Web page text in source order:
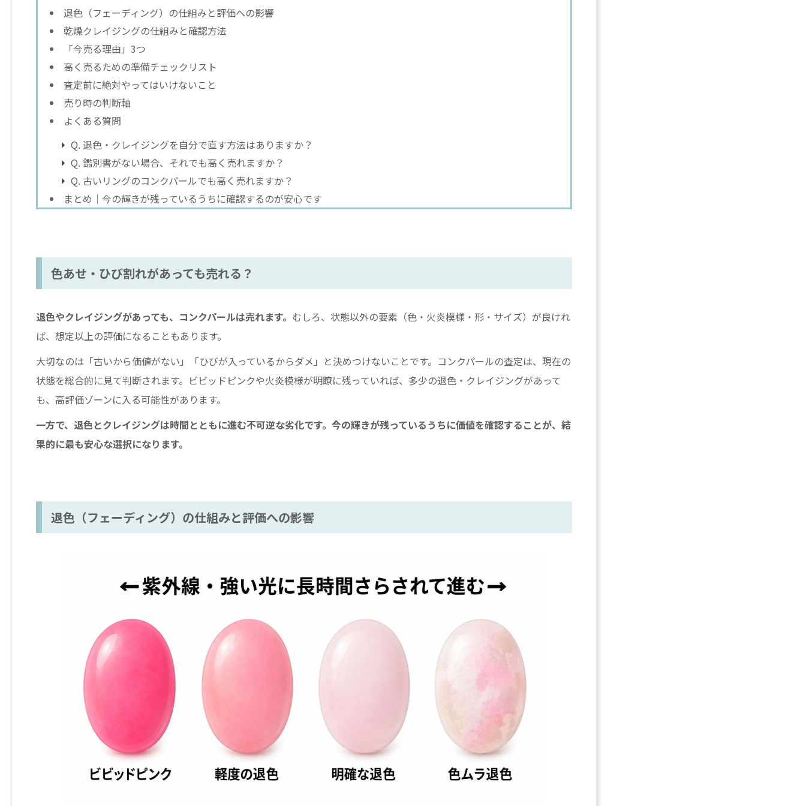
退色（フェーディング）の仕組みと評価への影響
乾燥クレイジングの仕組みと確認方法
「今売る理由」3つ
高く売るための準備チェックリスト
査定前に絶対やってはいけないこと
売り時の判断軸
よくある質問
Q. 退色・クレイジングを自分で直す方法はありますか？
Q. 鑑別書がない場合、それでも高く売れますか？
Q. 古いリングのコンクパールでも高く売れますか？
まとめ｜今の輝きが残っているうちに確認するのが安心です
色あせ・ひび割れがあっても売れる？
退色やクレイジングがあっても、コンクパールは売れます。 むしろ、状態以外の要素（色・火炎模様・形・サイズ）が良けれ
ば、想定以上の評価になることもあります。
大切なのは「古いから価値がない」「ひびが入っているからダメ」と決めつけないことです。コンクパールの査定は、現在の
状態を総合的に見て判断されます。ビビッドピンクや火炎模様が明瞭に残っていれば、多少の退色・クレイジングがあって
も、高評価ゾーンに入る可能性があります。
一方で、退色とクレイジングは時間とともに進む不可逆な劣化です。今の輝きが残っているうちに価値を確認することが、結
果的に最も安心な選択になります。
退色（フェーディング）の仕組みと評価への影響